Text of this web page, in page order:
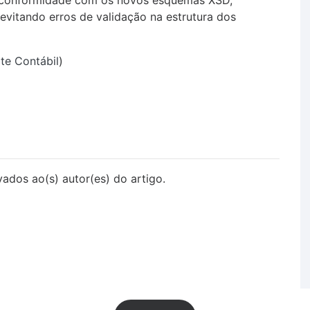
erros de validação na estrutura dos
Contábil)
ao(s) autor(es) do artigo.